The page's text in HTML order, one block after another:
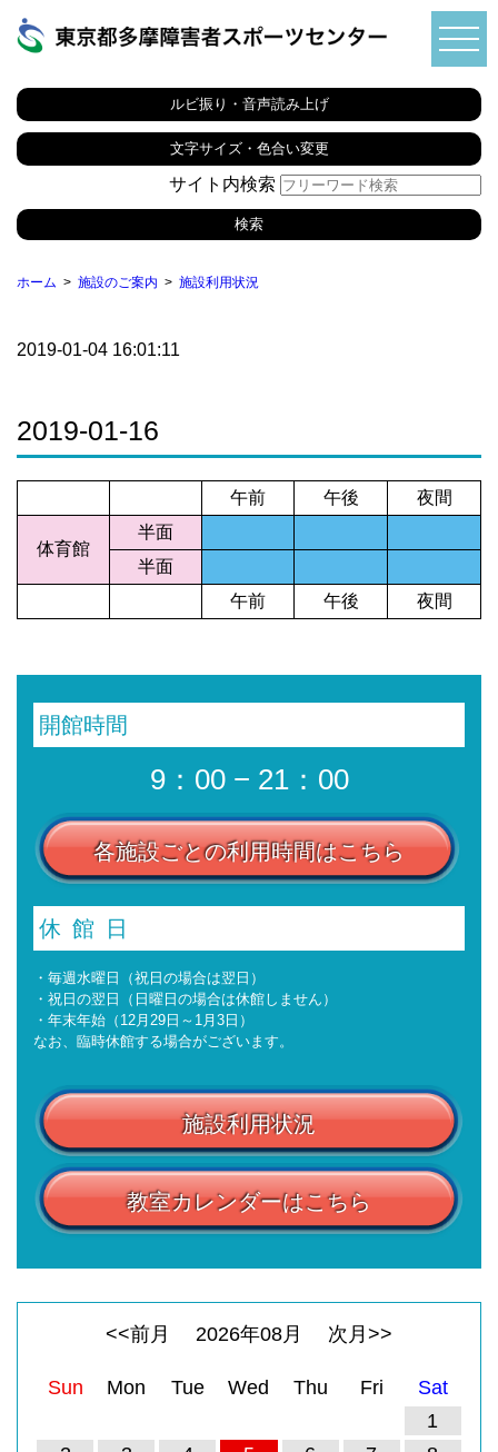
ルビ振り・音声読み上げ
文字サイズ・色合い変更
サイト内検索
ホーム 施設のご案内 施設利用状況
2019-01-04 16:01:11
2019-01-16
午前 午後 夜間
体育館
半面
半面
午前
午後 夜間
開館時間
9：00 − 21：00
各施設ごとの利用時間はこちら
休館日
・毎週水曜日（祝日の場合は翌日）
・祝日の翌日（日曜日の場合は休館しません）
・年末年始（12月29日～1月3日）
なお、臨時休館する場合がございます。
施設利用状況
教室カレンダーはこちら
<<前月 2026年08月 次月>>
Sun Mon Tue Wed Thu Fri
Sat
1